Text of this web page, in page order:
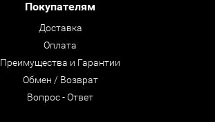
Покупателям
Доставка
Оплата
Преимущества и Гарантии
Обмен / Возврат
Вопрос - Ответ